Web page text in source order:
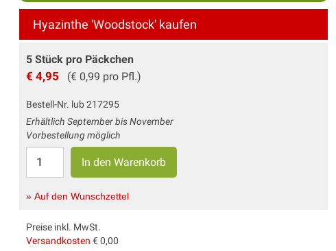
Hyazinthe 'Woodstock' kaufen
5 Stück pro Päckchen
€ 4,95 (€ 0,99 pro Pfl.)
Bestell-Nr. lub 217295
Erhältlich September bis November
Vorbestellung möglich
» Auf den Wunschzettel
Preise inkl. MwSt.
Versandkosten € 0,00